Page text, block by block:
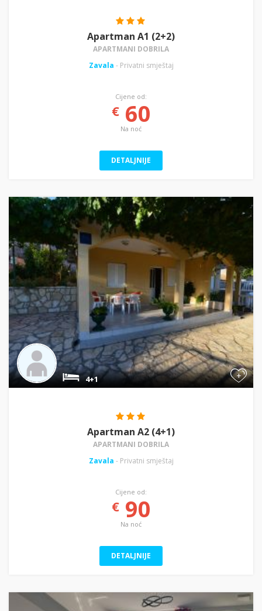
Apartman A1 (2+2)
APARTMANI DOBRILA
Zavala - Privatni smještaj
Cijene od:
€60
Na noć
DETALJNIJE
+
4+1
Apartman A2 (4+1)
APARTMANI DOBRILA
Zavala - Privatni smještaj
Cijene od:
€90
Na noć
DETALJNIJE